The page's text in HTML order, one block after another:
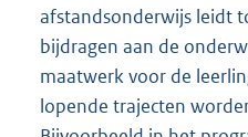
afstandsonderwijs leidt
bijdragen aan de
maatwerk voor de
lopende trajecten